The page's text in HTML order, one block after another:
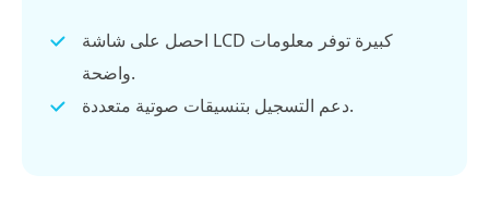
احصل على شاشة LCD كبيرة توفر معلومات
واضحة.
دعم التسجيل بتنسيقات صوتية متعددة.